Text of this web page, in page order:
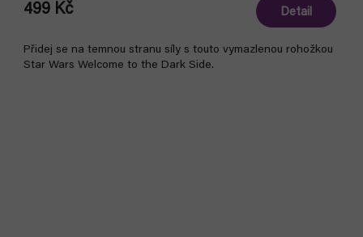
499 Kč Detail
Přidej se na temnou stranu síly s touto vymazlenou rohožkou
Star Wars Welcome to the Dark Side.